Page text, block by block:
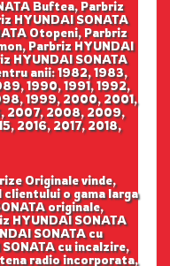
Buftea, Parbriz
HYUNDAI SONATA
Otopeni, Parbriz
Parbriz HYUNDAI
HYUNDAI SONATA
anii: 1982, 1983,
1990, 1991, 1992,
1999, 2000, 2001,
2007, 2008, 2009,
2016, 2017, 2018,
Originale vinde,
o gama larga
originale,
HYUNDAI SONATA
SONATA cu
cu incalzire,
radio incorporata,